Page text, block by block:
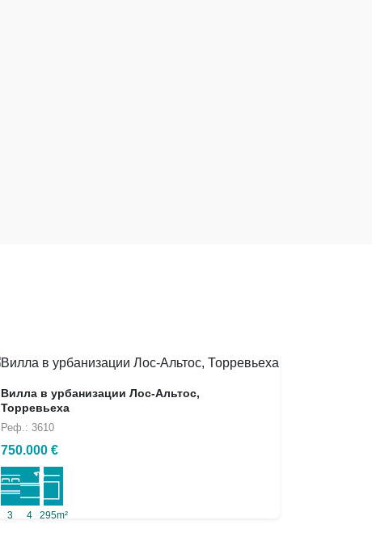
Вилла в урбанизации Лос-Альтос,
Торревьеха
Реф.: 3610
750.000 €
3 4 295m²